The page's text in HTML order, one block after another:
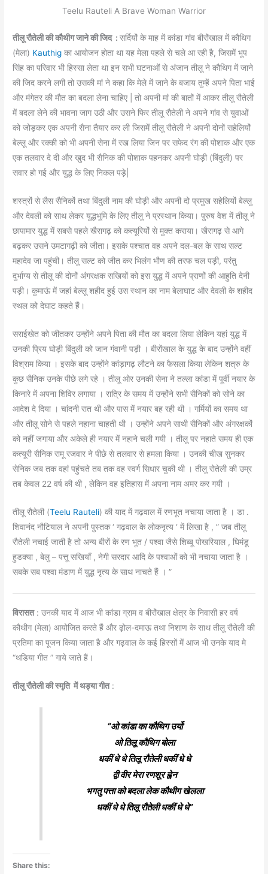
Teelu Rauteli A Brave Woman Warrior
तीलू रौतेली की कौथीग जाने की जिद :सर्दियों के माह में कांडा गांव बीरोंखाल में कौथिग
(मेला) Kauthig का आयोजन होता था यह मेला पहले से चले आ रही है, जिसमें भूप
सिंह का परिवार भी हिस्सा लेता था इन सभी घटनाओं से अंजान तीलू ने कौथिग में जाने
की जिद करने लगी तो उसकी मां ने कहा कि मेले में जाने के बजाय तुम्हें अपने पिता भाई
और मंगेतर की मौत का बदला लेना चाहिए | तो अपनी मां की बातों में आकर तीलू रौतेली
में बदला लेने की भावना जाग उठी और उसने फिर तीलू रौतेली ने अपने गांव से युवाओं
को जोड़कर एक अपनी सैना तैयार कर ली जिसमें तीलू रौतेली ने अपनी दोनों सहेलियों
बेल्लू और रक्की को भी अपनी सेना में रख लिया जिन पर सफेद रंग की पोशाक और एक
एक तलवार दे दी और खुद भी सैनिक की पोशाक पहनकर अपनी घोड़ी (बिंदुली) पर
सवार हो गई और युद्ध के लिए निकल पड़े|
शस्त्रों से लैस सैनिकों तथा बिंदुली नाम की घोड़ी और अपनी दो प्रमुख सहेलियों बेल्लु
और देवली को साथ लेकर युद्धभूमि के लिए तीलू ने प्रस्थान किया। पुरुष वेश में तीलू ने
छापामार युद्ध में सबसे पहले खैरागढ़ को कत्यूरियों से मुक्त कराया। खैरागढ़ से आगे
बढ़कर उसने उमटागढ़ी को जीता। इसके पश्चात वह अपने दल-बल के साथ सल्ट
महादेव जा पहुंची। तीलू सल्ट को जीत कर भिलंग भौण की तरफ चल पड़ी, परंतु
दुर्भाग्य से तीलू की दोनों अंगरक्षक सखियों को इस युद्ध में अपने प्राणों की आहुति देनी
पड़ी। कुमाऊं में जहां बेल्लू शहीद हुई उस स्थान का नाम बेलाघाट और देवली के शहीद
स्थल को देघाट कहते हैं।
सराईखेत को जीतकर उन्होंने अपने पिता की मौत का बदला लिया लेकिन यहां युद्ध में
उनकी प्रिय घोड़ी बिंदुली को जान गंवानी पड़ी । बीरोंखाल के युद्ध के बाद उन्होंने वहीं
विश्राम किया । इसके बाद उन्होंने कांड़ागढ़ लौटने का फैसला किया लेकिन शत्रु के
कुछ सैनिक उनके पीछे लगे रहे । तीलू ओर उनकी सेना ने तल्ला कांडा में पूर्वी नयार के
किनारे में अपना शिविर लगाया । रात्रि के समय में उन्होंने सभी सैनिकों को सोने का
आदेश दे दिया । चांदनी रात थी और पास में नयार बह रही थी । गर्मियों का समय था
और तीलू सोने से पहले नहाना चाहती थी । उन्होंने अपने साथी सैनिकों और अंगरक्षकों
को नहीं जगाया और अकेले ही नयार में नहाने चली गयी । तीलू पर नहाते समय ही एक
कत्यूरी सैनिक रामू रजवार ने पीछे से तलवार से हमला किया । उनकी चीख सुनकर
सेनिक जब तक वहां पहुंचते तब तक वह स्वर्ग सिधार चुकी थी । तीलू रोतेली की उम्र
तब केवल 22 वर्ष की थी , लेकिन वह इतिहास में अपना नाम अमर कर गयी ।
तीलू रौतेली (Teelu Rauteli) की याद में गढ़वाल में रणभूत नचाया जाता है । डा .
शिवानंद नौटियाल ने अपनी पुस्तक ‘ गढ़वाल के लोकनृत्य ‘ में लिखा है , ” जब तीलू
रौतेली नचाई जाती है तो अन्य बीरों के रण भूत / पश्वा जैसे शिब्बू पोखरियाल , घिमंडू
हुडक्या , बेलु – पत्तू सखियाँ , नेगी सरदार आदि के पश्वाओं को भी नचाया जाता है ।
सबके सब पश्वा मंडाण में युद्ध नृत्य के साथ नाचते हैं । ”
विरासत: उनकी याद में आज भी कांडा ग्राम व बीरोंखाल क्षेत्र के निवासी हर वर्ष
कौथीग (मेला) आयोजित करते हैं और ढ़ोल-दमाऊ तथा निशाण के साथ तीलू रौतेली की
प्रतिमा का पूजन किया जाता है और गढ़वाल के कई हिस्सों में आज भी उनके याद मे
“थडिया गीत ” गाये जाते हैं।
तीलू रौतेली की स्मृति में थड्या गीत:
“ओ कांडा का कौथिग उर्यो
ओ तिलू कौथिग बोला
धकीं धे धे तिलू रौतेली धकीं धे धे
द्वी वीर मेरा रणशूर ह्वेन
भगतु पत्ता को बदला लेक कौथीग खेलला
धकीं धे धे तिलू रौतेली धकीं धे धे”
Share this: